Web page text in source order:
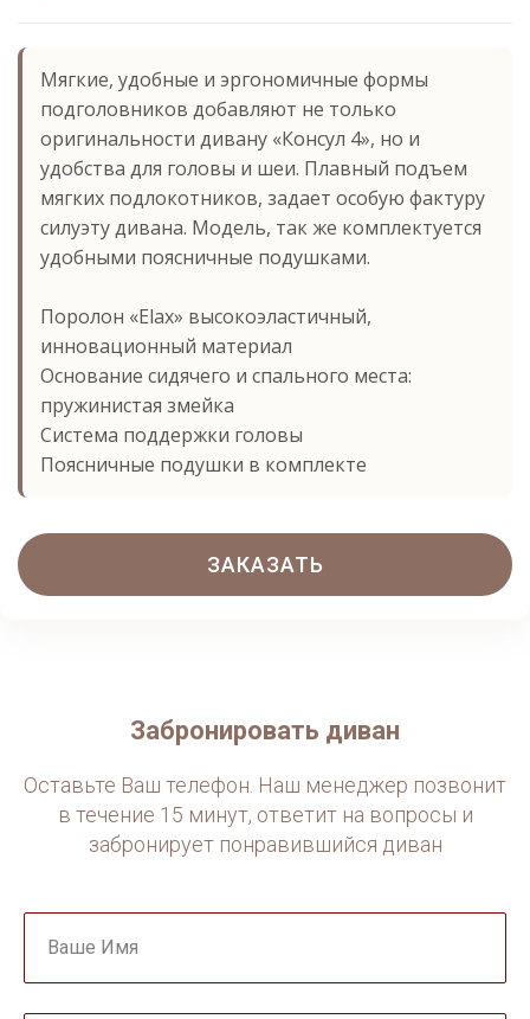
Мягкие, удобные и эргономичные формы
подголовников добавляют не только
оригинальности дивану «Консул 4», но и
удобства для головы и шеи. Плавный подъем
мягких подлокотников, задает особую фактуру
силуэту дивана. Модель, так же комплектуется
удобными поясничные подушками.
Поролон «Elax» высокоэластичный,
инновационный материал
Основание сидячего и спального места:
пружинистая змейка
Система поддержки головы
Поясничные подушки в комплекте
ЗАКАЗАТЬ
Забронировать диван
Оставьте Ваш телефон. Наш менеджер позвонит
в течение 15 минут, ответит на вопросы и
забронирует понравившийся диван
Ваше Имя